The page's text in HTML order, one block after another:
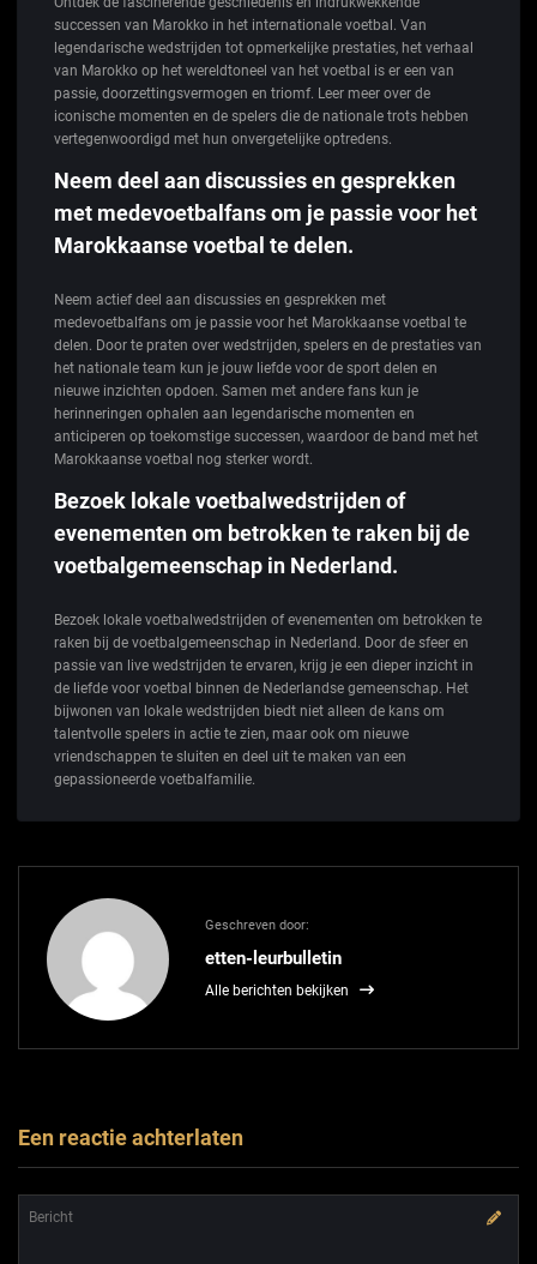
successen van Marokko in het internationale voetbal. Van
legendarische wedstrijden tot opmerkelijke prestaties, het verhaal
van Marokko op het wereldtoneel van het voetbal is er een van
passie, doorzettingsvermogen en triomf. Leer meer over de
iconische momenten en de spelers die de nationale trots hebben
vertegenwoordigd met hun onvergetelijke optredens.
Neem deel aan discussies en gesprekken
met medevoetbalfans om je passie voor het
Marokkaanse voetbal te delen.
Neem actief deel aan discussies en gesprekken met
medevoetbalfans om je passie voor het Marokkaanse voetbal te
delen. Door te praten over wedstrijden, spelers en de prestaties van
het nationale team kun je jouw liefde voor de sport delen en
nieuwe inzichten opdoen. Samen met andere fans kun je
herinneringen ophalen aan legendarische momenten en
anticiperen op toekomstige successen, waardoor de band met het
Marokkaanse voetbal nog sterker wordt.
Bezoek lokale voetbalwedstrijden of
evenementen om betrokken te raken bij de
voetbalgemeenschap in Nederland.
Bezoek lokale voetbalwedstrijden of evenementen om betrokken te
raken bij de voetbalgemeenschap in Nederland. Door de sfeer en
passie van live wedstrijden te ervaren, krijg je een dieper inzicht in
de liefde voor voetbal binnen de Nederlandse gemeenschap. Het
bijwonen van lokale wedstrijden biedt niet alleen de kans om
talentvolle spelers in actie te zien, maar ook om nieuwe
vriendschappen te sluiten en deel uit te maken van een
gepassioneerde voetbalfamilie.
Geschreven door:
etten-leurbulletin
Alle berichten bekijken
Een reactie achterlaten